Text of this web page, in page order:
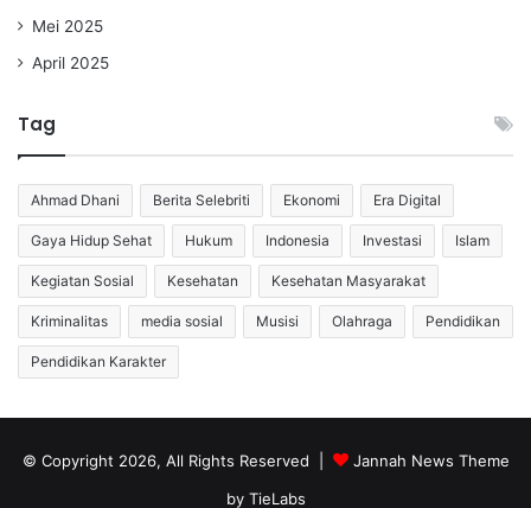
Mei 2025
April 2025
Tag
Ahmad Dhani Berita Selebriti Ekonomi Era Digital
Gaya Hidup Sehat Hukum Indonesia Investasi Islam
Kegiatan Sosial Kesehatan Kesehatan Masyarakat
Kriminalitas media sosial Musisi Olahraga Pendidikan
Pendidikan Karakter
© Copyright 2026, All Rights Reserved |
Jannah News Theme
by TieLabs